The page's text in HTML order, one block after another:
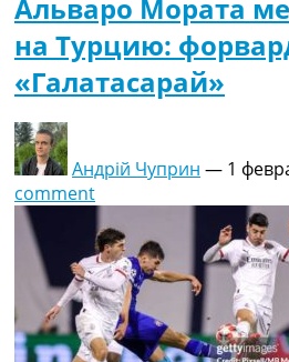
Альваро Мората
на Турцию:
«Галатасарай»
Андрій Чуприн — 1
comment